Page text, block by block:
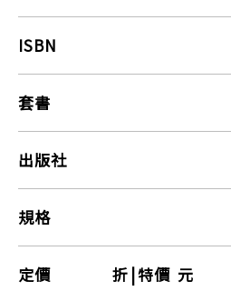
ISBN
套書
出版社
規格
定價 折 |特價 元